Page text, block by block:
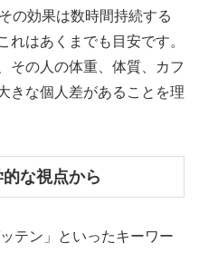
の効果は数時間持続する
れはあくまでも目安です。
その人の体重、体質、カフ
きな個人差があることを理
的な視点から
テン」といったキーワー